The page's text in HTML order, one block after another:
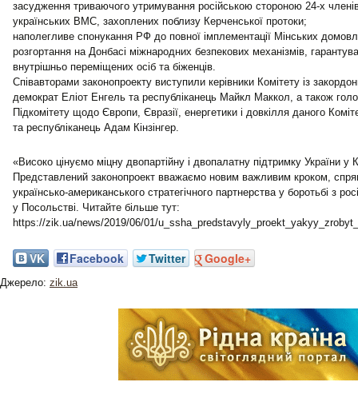
засудження триваючого утримування російською стороною 24-х
українських ВМС, захоплених поблизу Керченської протоки;
наполегливе спонукання РФ до повної імплементації Мінських
розгортання на Донбасі міжнародних безпекових механізмів,
внутрішньо переміщених осіб та біженців.
Співавторами законопроекту виступили керівники Комітету із
демократ Еліот Енгель та республіканець Майкл Маккол, а також
Підкомітету щодо Європи, Євразії, енергетики і довкілля даного
та республіканець Адам Кінзінгер.
«Високо цінуємо міцну двопартійну і двопалатну підтримку України у
Представлений законопроект вважаємо новим важливим кроком,
українсько-американського стратегічного партнерства у боротьбі з
у Посольстві. Читайте більше тут:
https://zik.ua/news/2019/06/01/
VK Facebook Twitter Google+
Джерело: zik.ua